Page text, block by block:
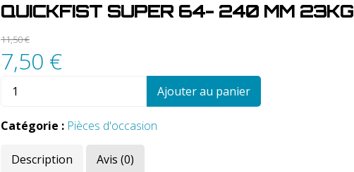
QUICKFIST SUPER 64- 240 MM 23KG
11,50€
7,50 €
Super
240
Ajouter au panier
Catégorie : Pièces d'occasion
Description Avis (0)